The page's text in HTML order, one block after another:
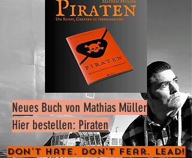
Neues Buch von Mathias Müller
Hier bestellen: Piraten
Don't Hate. Don't Fear. LEAD!